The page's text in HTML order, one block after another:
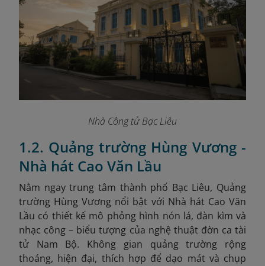
Nhà Công tử Bạc Liêu
1.2. Quảng trường Hùng Vương -
Nhà hát Cao Văn Lầu
Nằm ngay trung tâm thành phố Bạc Liêu, Quảng
trường Hùng Vương nổi bật với Nhà hát Cao Văn
Lầu có thiết kế mô phỏng hình nón lá, đàn kìm và
nhạc công – biểu tượng của nghệ thuật đờn ca tài
tử Nam Bộ. Không gian quảng trường rộng
thoáng, hiện đại, thích hợp để dạo mát và chụp